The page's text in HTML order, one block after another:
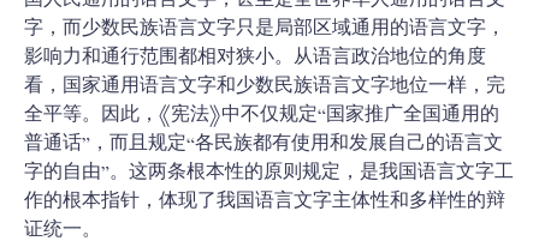
字，而少数民族语言文字只是局部区域通用的语言文字，
影响力和通行范围都相对狭小。从语言政治地位的角度
看，国家通用语言文字和少数民族语言文字地位一样，完
全平等。因此，《宪法》中不仅规定“国家推广全国通用的
普通话”，而且规定“各民族都有使用和发展自己的语言文
字的自由”。这两条根本性的原则规定，是我国语言文字工
作的根本指针，体现了我国语言文字主体性和多样性的辩
证统一。